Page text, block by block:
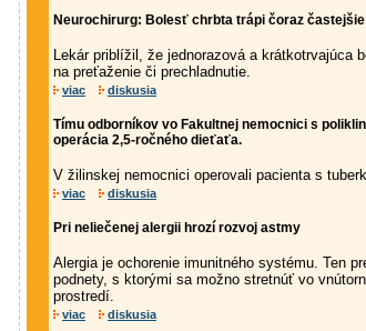
Neurochirurg: Bolesť chrbta trápi čoraz
Lekár priblížil, že jednorazová a krátkotrvajúca
na preťaženie či prechladnutie.
viac diskusia
Tímu odborníkov vo Fakultnej nemocnici s
operácia 2,5-ročného dieťaťa.
V žilinskej nemocnici operovali pacienta s
viac diskusia
Pri neliečenej alergii hrozí rozvoj astmy
Alergia je ochorenie imunitného systému. Ten
podnety, s ktorými sa možno stretnúť vo
prostredí.
viac diskusia